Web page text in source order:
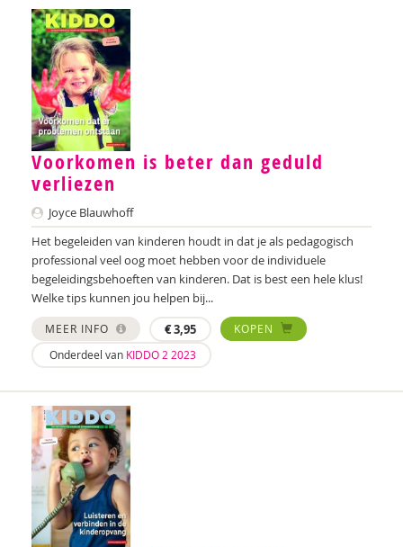
Annelies Bergmans
Bram Berkhout
Louise Berkhout
Brenda Berns
Tony Bertram
Brenda Best
Annemiek van Beurden
Annemiek Beurden, van
Saskia van Beveren
Saskia Beverloo
Iva Bicanic
Anne Bijsterbosch
Geraldien Blokland
Robbert Blokland
Theo Blom
Voorkomen is beter dan geduld
verliezen
Joyce Blauwhoff
Het begeleiden van kinderen houdt in dat je als pedagogisch
professional veel oog moet hebben voor de individuele
begeleidingsbehoeften van kinderen. Dat is best een hele klus!
Welke tips kunnen jou helpen bij...
MEER INFO €3,95
KOPEN
Onderdeel van KIDDO 2 2023